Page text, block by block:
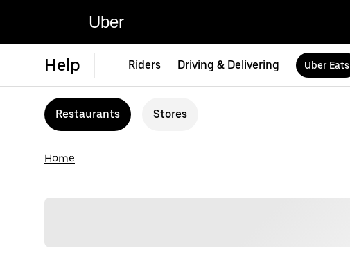
Uber
Help Riders Driving & Delivering Uber Eats
Restaurants Stores
Home